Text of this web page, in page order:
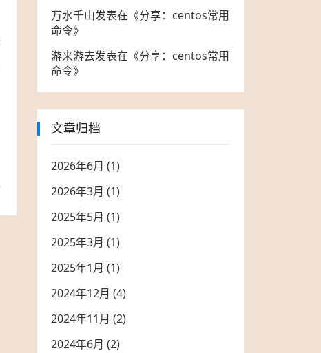
万水千山发表在《分享：centos常用
命令》
游来游去发表在《分享：centos常用
命令》
文章归档
2026年6月 (1)
2026年3月 (1)
2025年5月 (1)
2025年3月 (1)
2025年1月 (1)
2024年12月 (4)
2024年11月 (2)
2024年6月 (2)